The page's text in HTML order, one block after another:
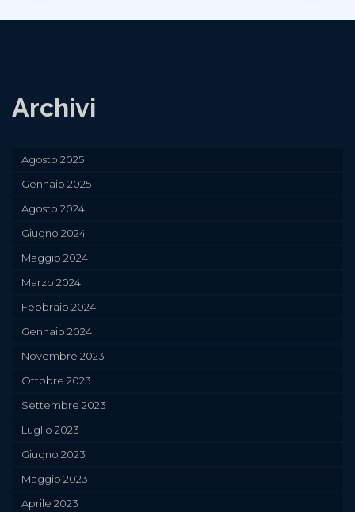
Archivi
Agosto 2025
Gennaio 2025
Agosto 2024
Giugno 2024
Maggio 2024
Marzo 2024
Febbraio 2024
Gennaio 2024
Novembre 2023
Ottobre 2023
Settembre 2023
Luglio 2023
Giugno 2023
Maggio 2023
Aprile 2023